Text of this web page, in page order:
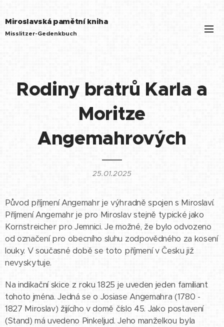
Miroslavská pamětní kniha
Misslitzer-Gedenkbuch
Rodiny bratrů Karla a
Moritze
Angemahrových
25.01.2025
Původ příjmení Angemahr je výhradně spojen s Miroslaví.
Příjmení Angemahr je pro Miroslav stejně typické jako
Kornstreicher pro Jemnici. Je možné, že bylo odvozeno
od označení pro obecního sluhu zodpovědného za kosení
louky. V současné době se toto příjmení v Česku již
nevyskytuje.
Na indikační skice z roku 1825 je uveden jeden familiant
tohoto jména. Jedná se o Josiase Angemahra (1780 -
1827 Miroslav) žijícího v domě číslo 45. Jako postavení
(Stand) má uvedeno Pinkeljud. Jeho manželkou byla